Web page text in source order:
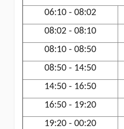
06:10 - 08:02
08:02 - 08:10
08:10 - 08:50
08:50 - 14:50
14:50 - 16:50
16:50 - 19:20
19:20 - 00:20